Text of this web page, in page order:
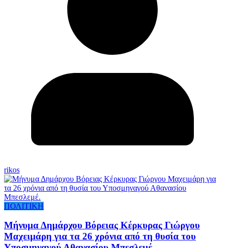
rikos
ΠΟΛΙΤΙΚΗ
Μήνυμα Δημάρχου Βόρειας Κέρκυρας Γιώργου
Μαχειμάρη για τα 26 χρόνια από τη θυσία του